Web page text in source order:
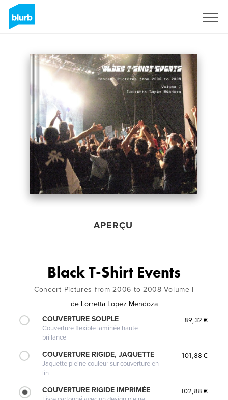
APERÇU
Black T-Shirt Events
Concert Pictures from 2006 to 2008 Volume I
de Lorretta Lopez Mendoza
COUVERTURE SOUPLE
Couverture flexible laminée haute
brillance
89,32 €
COUVERTURE RIGIDE, JAQUETTE
Jaquette pleine couleur sur couverture en
lin
101,88 €
COUVERTURE RIGIDE IMPRIMÉE 102,88 €